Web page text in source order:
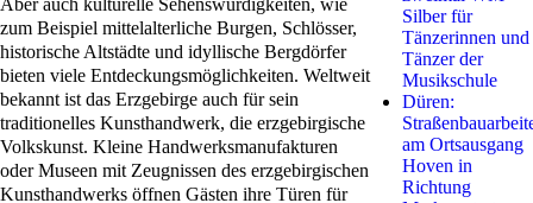
Aber auch kulturelle Sehenswürdigkeiten, wie
zum Beispiel mittelalterliche Burgen, Schlösser,
historische Altstädte und idyllische Bergdörfer
bieten viele Entdeckungsmöglichkeiten. Weltweit
bekannt ist das Erzgebirge auch für sein
traditionelles Kunsthandwerk, die erzgebirgische
Volkskunst. Kleine Handwerksmanufakturen
oder Museen mit Zeugnissen des erzgebirgischen
Kunsthandwerks öffnen Gästen ihre Türen für
Silber für
Tänzerinnen und
Tänzer der
Musikschule
Düren:
am Ortsausgang
Hoven in
Richtung